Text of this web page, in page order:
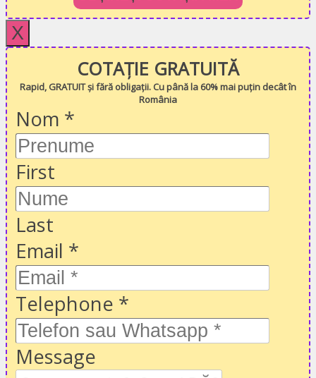
X
COTAȚIE GRATUITĂ
Rapid, GRATUIT și fără obligații. Cu până la 60% mai puțin decât în
România
Nom *
First
Last
Email *
Telephone *
Message